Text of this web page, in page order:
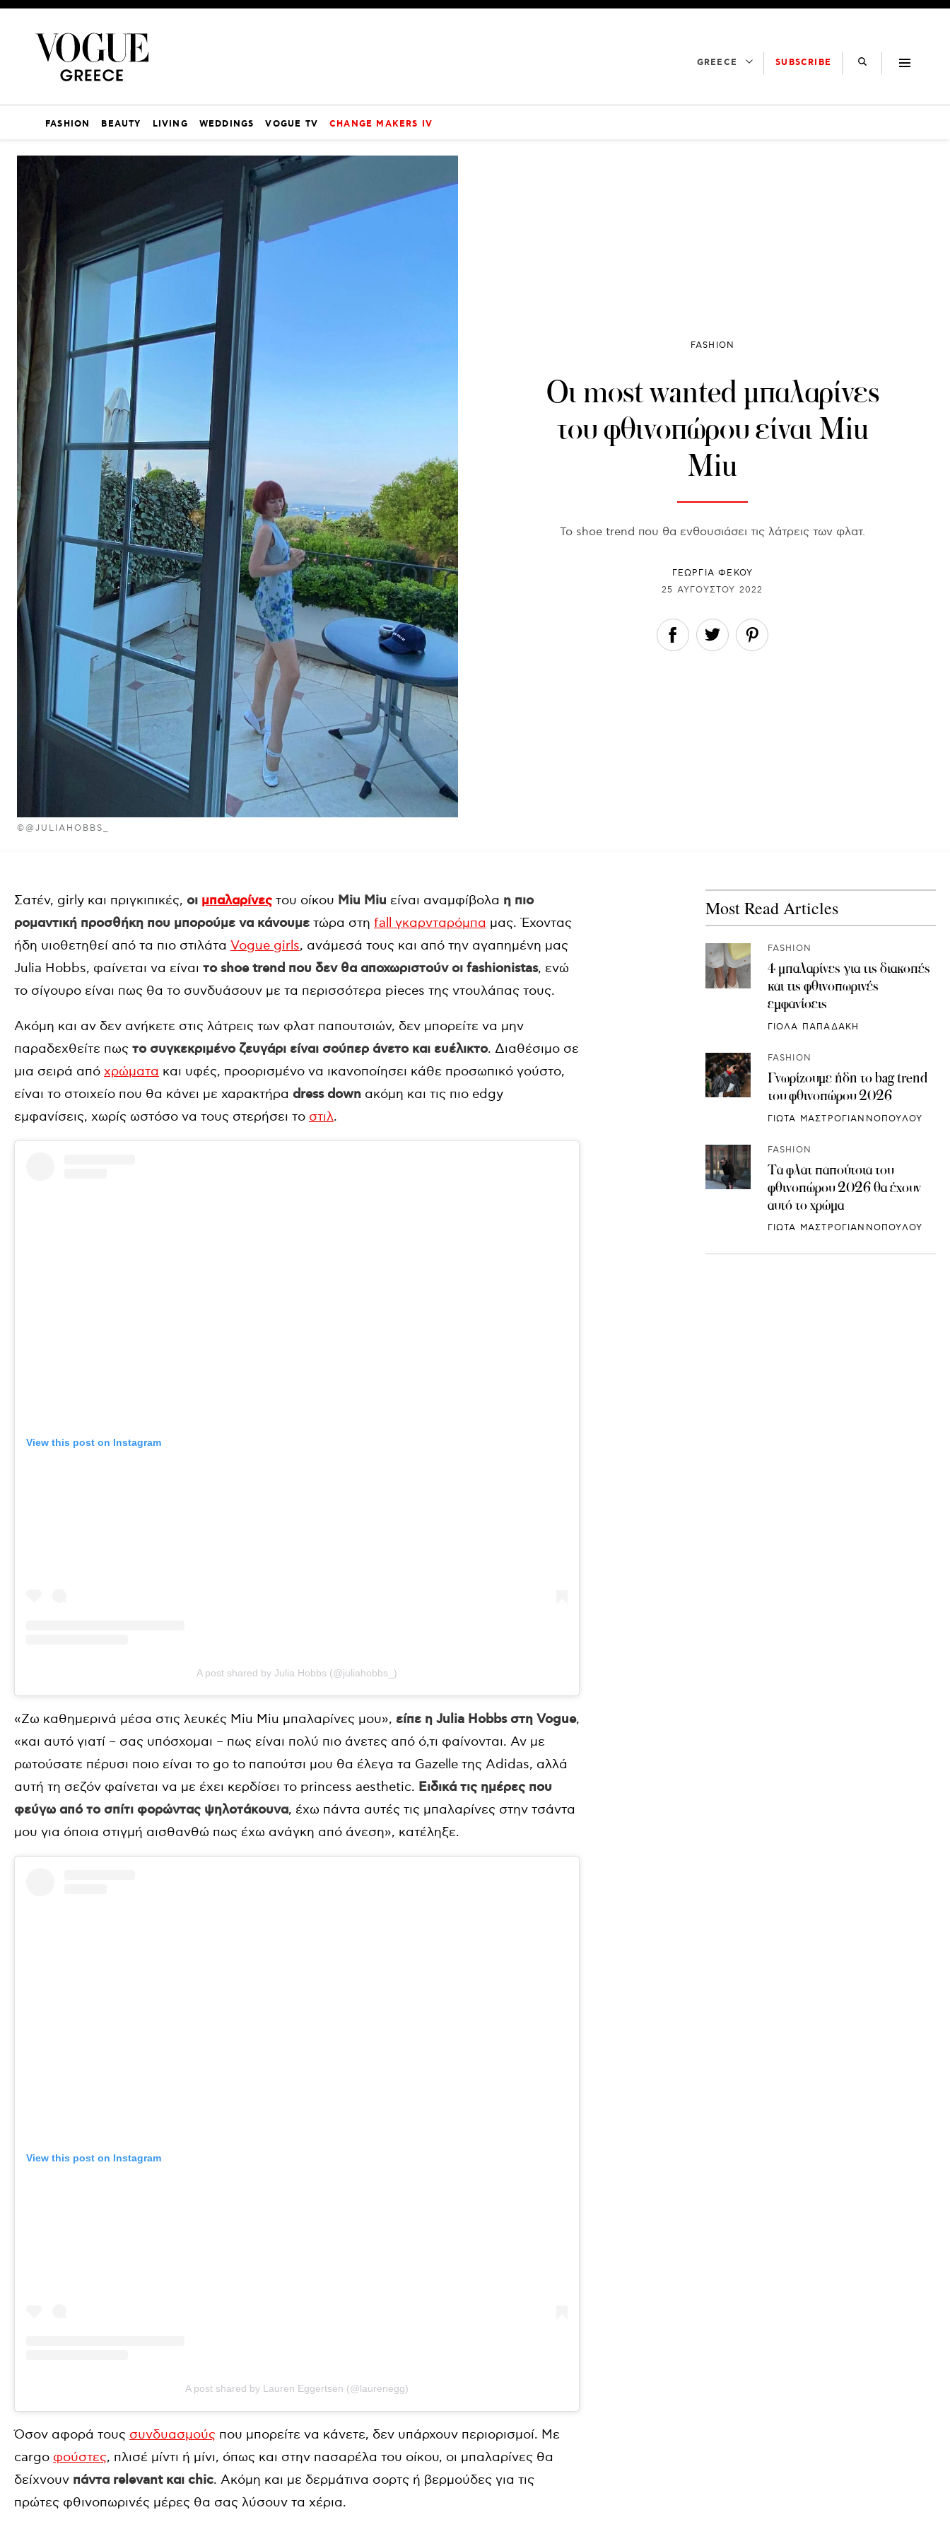
GREECE SUBSCRIBE
FASHION BEAUTY LIVING WEDDINGS VOGUE TV CHANGE MAKERS IV
©@JULIAHOBBS_
FASHION
Οι most wanted μπαλαρίνες
του φθινοπώρου είναι Miu
Miu
Το shoe trend που θα ενθουσιάσει τις λάτρεις των φλατ.
ΓΕΩΡΓΙΑ ΦΕΚΟΥ
25 ΑΥΓΟΎΣΤΟΥ 2022
Σατέν, girly και πριγκιπικές, οι μπαλαρίνες του οίκου Miu Miu είναι αναμφίβολα η πιο
ρομαντική προσθήκη που μπορούμε να κάνουμε τώρα στη fall γκαρνταρόμπα μας. Έχοντας
ήδη υιοθετηθεί από τα πιο στιλάτα Vogue girls, ανάμεσά τους και από την αγαπημένη μας
Julia Hobbs, φαίνεται να είναι το shoe trend που δεν θα αποχωριστούν οι fashionistas, ενώ
το σίγουρο είναι πως θα το συνδυάσουν με τα περισσότερα pieces της ντουλάπας τους.
Ακόμη και αν δεν ανήκετε στις λάτρεις των φλατ παπουτσιών, δεν μπορείτε να μην
παραδεχθείτε πως το συγκεκριμένο ζευγάρι είναι σούπερ άνετο και ευέλικτο. Διαθέσιμο σε
μια σειρά από χρώματα και υφές, προορισμένο να ικανοποίησει κάθε προσωπικό γούστο,
είναι το στοιχείο που θα κάνει με χαρακτήρα dress down ακόμη και τις πιο edgy
εμφανίσεις, χωρίς ωστόσο να τους στερήσει το στιλ.
View this post on Instagram
A post shared by Julia Hobbs (@juliahobbs_)
«Ζω καθημερινά μέσα στις λευκές Miu Miu μπαλαρίνες μου», είπε η Julia Hobbs στη Vogue,
«και αυτό γιατί – σας υπόσχομαι – πως είναι πολύ πιο άνετες από ό,τι φαίνονται. Αν με
ρωτούσατε πέρυσι ποιο είναι το go to παπούτσι μου θα έλεγα τα Gazelle της Adidas, αλλά
αυτή τη σεζόν φαίνεται να με έχει κερδίσει το princess aesthetic. Ειδικά τις ημέρες που
φεύγω από το σπίτι φορώντας ψηλοτάκουνα, έχω πάντα αυτές τις μπαλαρίνες στην τσάντα
μου για όποια στιγμή αισθανθώ πως έχω ανάγκη από άνεση», κατέληξε.
View this post on Instagram
A post shared by Lauren Eggertsen (@laurenegg)
Όσον αφορά τους συνδυασμούς που μπορείτε να κάνετε, δεν υπάρχουν περιορισμοί. Με
cargo φούστες, πλισέ μίντι ή μίνι, όπως και στην πασαρέλα του οίκου, οι μπαλαρίνες θα
δείχνουν πάντα relevant και chic. Ακόμη και με δερμάτινα σορτς ή βερμούδες για τις
πρώτες φθινοπωρινές μέρες θα σας λύσουν τα χέρια.
Most Read Articles
FASHION
4 μπαλαρίνες για τις διακοπές
και τις φθινοπωρινές
εμφανίσεις
ΓΙΟΛΑ ΠΑΠΑΔΑΚΗ
FASHION
Γνωρίζουμε ήδη το bag trend
του φθινοπώρου 2026
ΓΙΩΤΑ ΜΑΣΤΡΟΓΙΑΝΝΟΠΟΥΛΟΥ
FASHION
Τα φλατ παπούτσια του
φθινοπώρου 2026 θα έχουν
αυτό το χρώμα
ΓΙΩΤΑ ΜΑΣΤΡΟΓΙΑΝΝΟΠΟΥΛΟΥ